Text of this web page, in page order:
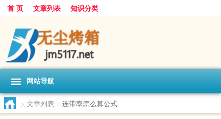
首 页 文章列表 知识分类
网站导航
> 文章列表 > 连带率怎么算公式